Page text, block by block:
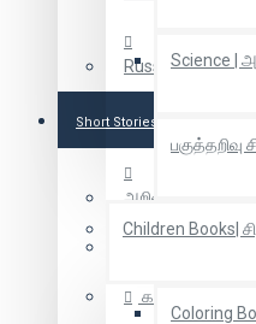
Science |
Children Books|
Coloring
Russian
Short Stories
அறிவியல்
கதைகள்